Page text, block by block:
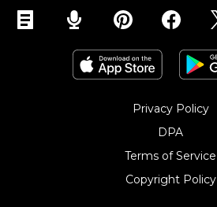
Privacy Policy
DPA
Terms of Service
Copyright Policy‎